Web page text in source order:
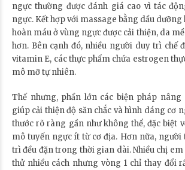
ngực thường được đánh giá cao vì tác
ngực. Kết hợp với massage bằng dầu dưỡng
hoàn máu ở vùng ngực được cải thiện, da
hơn. Bên cạnh đó, nhiều người duy trì chế
vitamin E, các thực phẩm chứa estrogen
mô mỡ tự nhiên.
Thế nhưng, phần lớn các biện pháp
giúp cải thiện độ săn chắc và hình dáng cơ
thước rõ ràng gần như không thể, đặc biệt
mô tuyến ngực ít từ cơ địa. Hơn nữa, người
trì đều đặn trong thời gian dài. Nhiều chị em
thử nhiều cách nhưng vòng 1 chỉ thay đổi